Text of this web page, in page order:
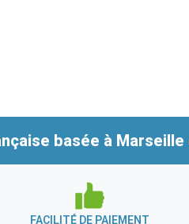
basée à
FACILITÉ DE PAIEMENT